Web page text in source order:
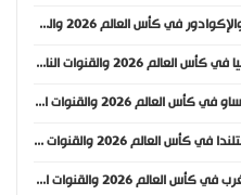
موعد مباراة ساحل العاج والإكوادور في كأس العالم 2026 والقنوات الناقلة
موعد مباراة أستراليا وتركيا في كأس العالم 2026 والقنوات الناقلة
موعد مباراة ألمانيا وكوراساو في كأس العالم 2026 والقنوات الناقلة
موعد مباراة هايتي واسكتلندا في كأس العالم 2026 والقنوات الناقلة
موعد مباراة البرازيل والمغرب في كأس العالم 2026 والقنوات الناقلة